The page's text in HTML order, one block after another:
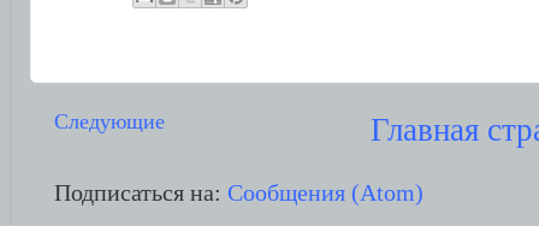
Следующие Главная
Подписаться на: Сообщения (Atom)